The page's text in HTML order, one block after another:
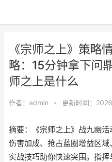
《宗师之上》策略
略：15分钟拿下问
师之上是什么
作者： admin • 更新时间：
摘要：《宗师之上》战九幽
伤害加成、抢占蓝圈增益区
实战技巧助你快速突围。指